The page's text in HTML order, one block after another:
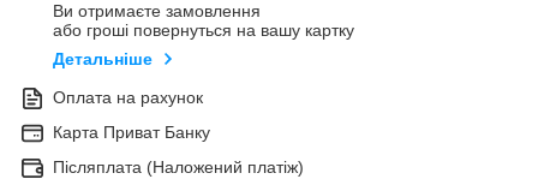
Ви отримаєте замовлення
або гроші повернуться на вашу картку
Детальніше
Оплата на рахунок
Карта Приват Банку
Післяплата (Наложений платіж)